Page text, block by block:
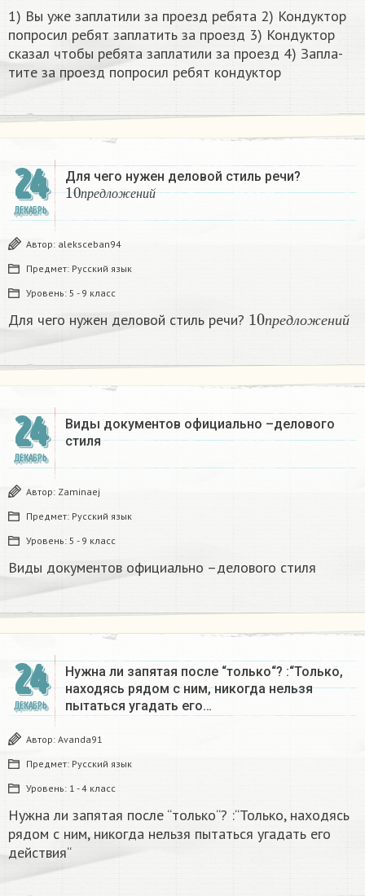
1) Вы уже за­пла­ти­ли за про­езд ре­бя­та 2) Кон­дук­тор
по­про­сил ребят за­пла­тить за про­езд 3) Кон­дук­тор
ска­зал чтобы ре­бя­та за­пла­ти­ли за про­езд 4) За­пла­
ти­те за про­езд по­про­сил ребят кон­дук­тор​
24
ДЕКАБРЬ
Для чего нужен деловой стиль речи?
пре дложений
10п редложен ий
Автор: aleksceban94
Предмет: Русский язык
Уровень: 5 - 9 класс
Для чего нужен деловой стиль речи? пре дл ожен и й
10
24
ДЕКАБРЬ
Виды документов официально –делового
стиля
Автор: Zaminaej
Предмет: Русский язык
Уровень: 5 - 9 класс
Виды документов официально –делового стиля
24
ДЕКАБРЬ
Нужна ли запятая после “только“? :“Только,
находясь рядом с ним, никогда нельзя
пытаться угадать его…
Автор: Avanda91
Предмет: Русский язык
Уровень: 1 - 4 класс
Нужна ли запятая после “только“? :“Только, находясь
рядом с ним, никогда нельзя пытаться угадать его
действия“